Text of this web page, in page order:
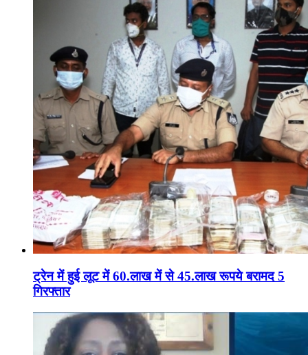
ट्रेन में हुई लूट में 60.लाख में से 45.लाख रूपये बरामद 5
गिरफ्तार